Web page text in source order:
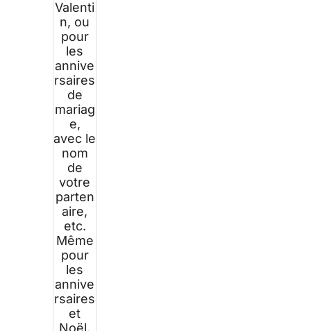
Valenti
n, ou
pour
les
annive
rsaires
de
mariag
e,
avec le
nom
de
votre
parten
aire,
etc.
Même
pour
les
annive
rsaires
et